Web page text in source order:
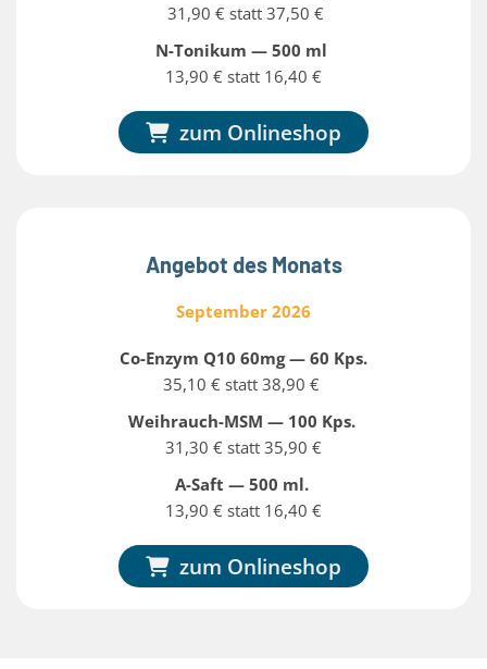
31,90 € statt 37,50 €
N-Tonikum — 500 ml
13,90 € statt 16,40 €
zum Onlineshop
Angebot des Monats
September 2026
Co-Enzym Q10 60mg — 60 Kps.
35,10 € statt 38,90 €
Weihrauch-MSM — 100 Kps.
31,30 € statt 35,90 €
A-Saft — 500 ml.
13,90 € statt 16,40 €
zum Onlineshop